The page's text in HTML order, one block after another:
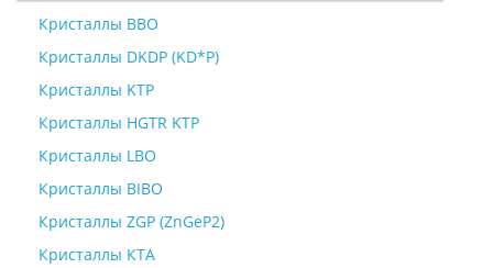
Кристаллы BBO
Кристаллы DKDP (KD*P)
Кристаллы KTP
Кристаллы HGTR KTP
Кристаллы LBO
Кристаллы BIBO
Кристаллы ZGP (ZnGeP2)
Кристаллы КТА